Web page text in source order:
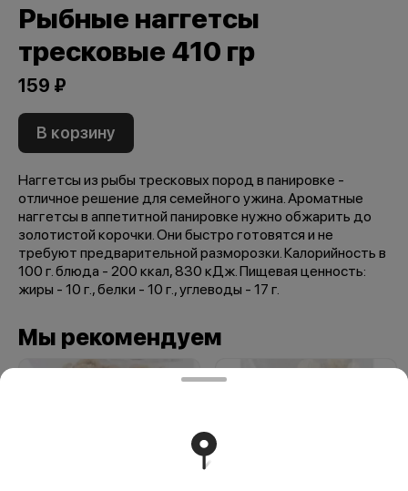
Рыбные наггетсы
тресковые 410 гр
159 ₽
В корзину
Наггетсы из рыбы тресковых пород в панировке -
отличное решение для семейного ужина. Ароматные
наггетсы в аппетитной панировке нужно обжарить до
золотистой корочки. Они быстро готовятся и не
требуют предварительной разморозки. Калорийность в
100 г. блюда - 200 ккал, 830 кДж. Пищевая ценность:
жиры - 10 г., белки - 10 г., углеводы - 17 г.
Мы рекомендуем